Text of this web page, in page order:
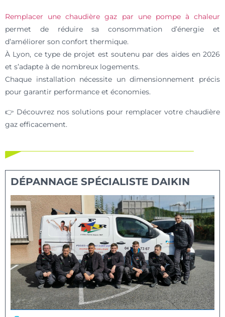
Remplacer une chaudière gaz par une pompe à chaleur
permet de réduire sa consommation d’énergie et
d’améliorer son confort thermique.
À Lyon, ce type de projet est soutenu par des aides en 2026
et s’adapte à de nombreux logements.
Chaque installation nécessite un dimensionnement précis
pour garantir performance et économies.
👉 Découvrez nos solutions pour remplacer votre chaudière
gaz efficacement.
DÉPANNAGE SPÉCIALISTE DAIKIN